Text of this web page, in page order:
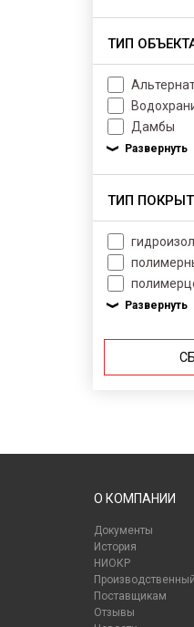
ТИП
Дамбы
ТИП
О КОМПАНИИ
Документы
История
НИОКР
Поставщикам
Отзывы